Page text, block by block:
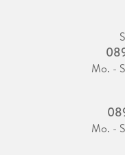
Mo. -
Mo. -